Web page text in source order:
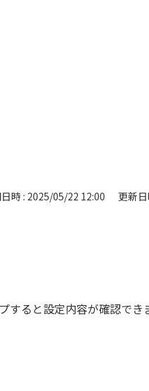
時 : 2025/05/22 12:00 更新
ると設定内容が確認でき